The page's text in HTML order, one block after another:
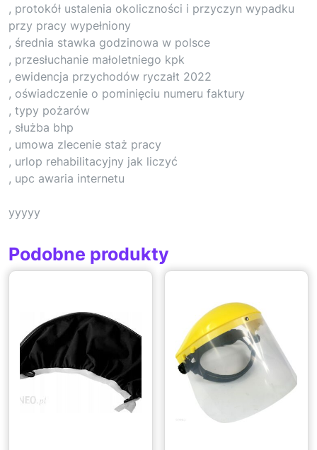
, protokół ustalenia okoliczności i przyczyn wypadku
przy pracy wypełniony
, średnia stawka godzinowa w polsce
, przesłuchanie małoletniego kpk
, ewidencja przychodów ryczałt 2022
, oświadczenie o pominięciu numeru faktury
, typy pożarów
, służba bhp
, umowa zlecenie staż pracy
, urlop rehabilitacyjny jak liczyć
, upc awaria internetu
yyyyy
Podobne produkty